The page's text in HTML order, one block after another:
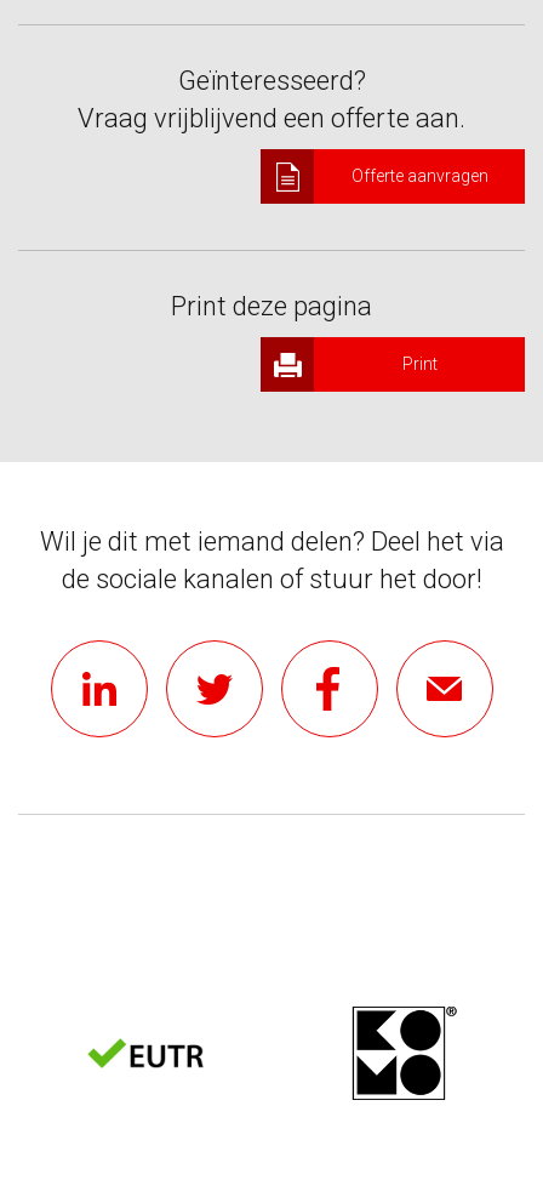
Geïnteresseerd?
Vraag vrijblijvend een offerte aan.
Offerte aanvragen
Print deze pagina
Print
Wil je dit met iemand delen? Deel het via
de sociale kanalen of stuur het door!